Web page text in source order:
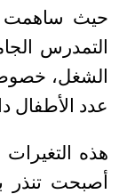
حيث ساهمت
التمدرس
الشغل،
عدد الأطفال
هذه
أصبحت تنذر